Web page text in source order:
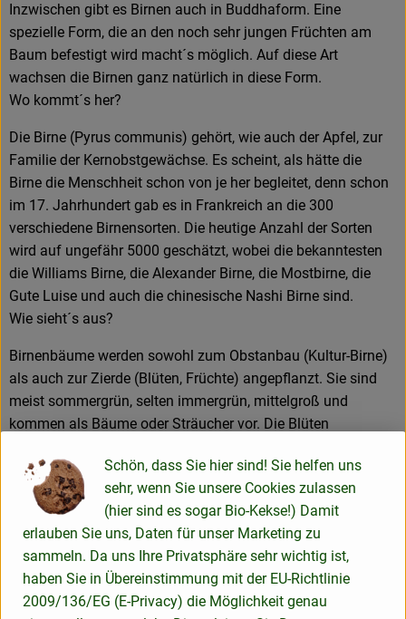
Inzwischen gibt es Birnen auch in Buddhaform. Eine
spezielle Form, die an den noch sehr jungen Früchten am
Baum befestigt wird macht´s möglich. Auf diese Art
wachsen die Birnen ganz natürlich in diese Form.
Wo kommt´s her?
Die Birne (Pyrus communis) gehört, wie auch der Apfel, zur
Familie der Kernobstgewächse. Es scheint, als hätte die
Birne die Menschheit schon von je her begleitet, denn schon
im 17. Jahrhundert gab es in Frankreich an die 300
verschiedene Birnensorten. Die heutige Anzahl der Sorten
wird auf ungefähr 5000 geschätzt, wobei die bekanntesten
die Williams Birne, die Alexander Birne, die Mostbirne, die
Gute Luise und auch die chinesische Nashi Birne sind.
Wie sieht´s aus?
Birnenbäume werden sowohl zum Obstanbau (Kultur-Birne)
als auch zur Zierde (Blüten, Früchte) angepflanzt. Sie sind
meist sommergrün, selten immergrün, mittelgroß und
kommen als Bäume oder Sträucher vor. Die Blüten
doldentraubigen bis traubigen Blütenständen. Die Früchte
sind meist flaschenförmig, selten auch rundlich. Sie haben
eine Länge von 2,5 bis 6 Zentimetern. Bei europäischen
Kulturformen können sie auch viel größer sein, bei
asiatischen kleiner.
Wie verwende ich´s?
Schön, dass Sie hier sind! Sie helfen uns
sehr, wenn Sie unsere Cookies zulassen
(hier sind es sogar Bio-Kekse!) Damit
erlauben Sie uns, Daten für unser Marketing zu
sammeln. Da uns Ihre Privatsphäre sehr wichtig ist,
haben Sie in Übereinstimmung mit der EU-Richtlinie
2009/136/EG (E-Privacy) die Möglichkeit genau